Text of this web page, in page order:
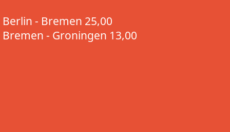
Berlin - Bremen 25,00
Bremen - Groningen 13,00